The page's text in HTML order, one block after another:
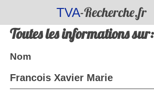
TVA-Recherche.fr
Toutes les informations sur:
Nom
Francois Xavier Marie